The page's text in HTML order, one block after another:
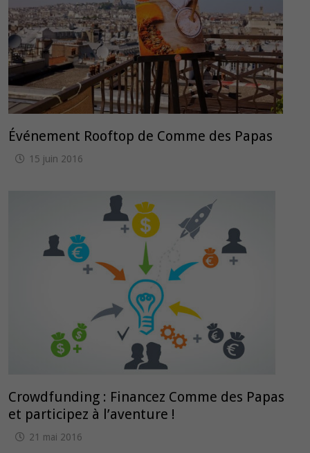
Événement Rooftop de Comme des Papas
15 juin 2016
Crowdfunding : Financez Comme des Papas
et participez à l’aventure !
21 mai 2016